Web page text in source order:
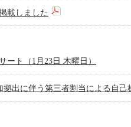
載しました
ート（1月23日 木曜日）
拠出に伴う第三者割当による自